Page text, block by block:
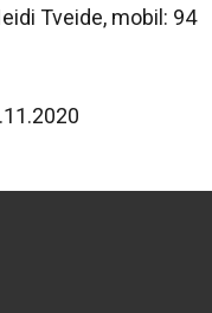
Tveide, mobil: 94